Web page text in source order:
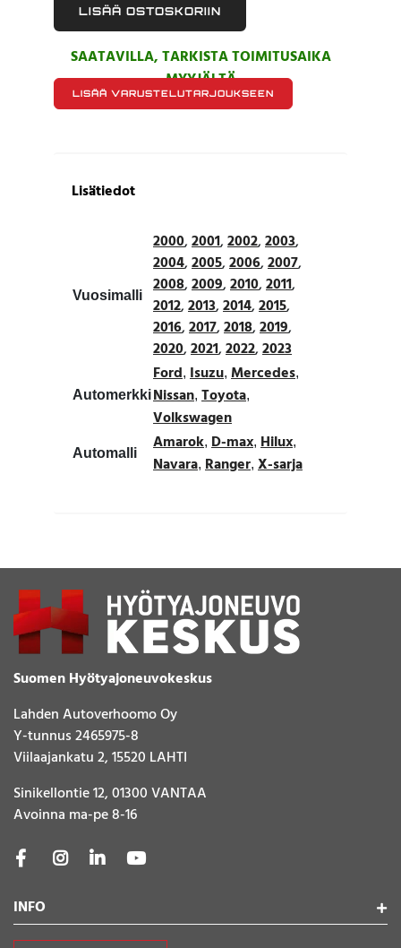
LISÄÄ OSTOSKORIIN
SAATAVILLA, TARKISTA TOIMITUSAIKA
MYYJÄLTÄ
LISÄÄ VARUSTELUTARJOUKSEEN
Lisätiedot
Vuosimalli
2000,2001,2002,2003,
2004,2005,2006,2007,
2008,2009,2010,2011,
2012,2013,2014,2015,
2016,2017,2018,2019,
2020,2021,2022,2023
Automerkki
Ford, Isuzu, Mercedes,
Nissan, Toyota,
Volkswagen
Automalli Amarok, D-max, Hilux,
Navara, Ranger, X-sarja
Suomen Hyötyajoneuvokeskus
Lahden Autoverhoomo Oy
Y-tunnus 2465975-8
Viilaajankatu 2, 15520 LAHTI
Sinikellontie 12, 01300 VANTAA
Avoinna ma-pe 8-16
INFO